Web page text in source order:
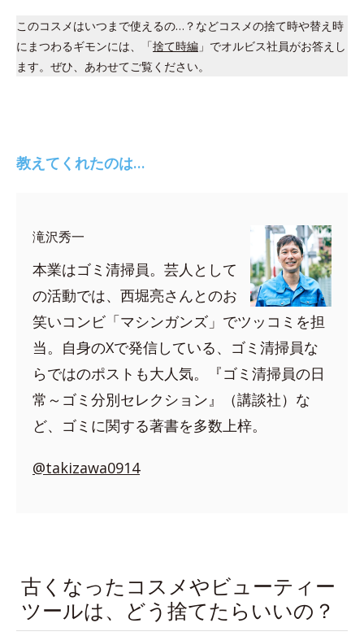
このコスメはいつまで使えるの…？などコスメの捨て時や替え時
にまつわるギモンには、「捨て時編 」でオルビス社員がお答えし
ます。ぜひ、あわせてご覧ください。
教えてくれたのは…
滝沢秀一
本業はゴミ清掃員。芸人として
の活動では、西堀亮さんとのお
笑いコンビ「マシンガンズ」でツッコミを担
当。自身のXで発信している、ゴミ清掃員な
らではのポストも大人気。『ゴミ清掃員の日
常～ゴミ分別セレクション』（講談社）な
ど、ゴミに関する著書を多数上梓。
@takizawa0914
古くなったコスメやビューティー
ツールは、どう捨てたらいいの？